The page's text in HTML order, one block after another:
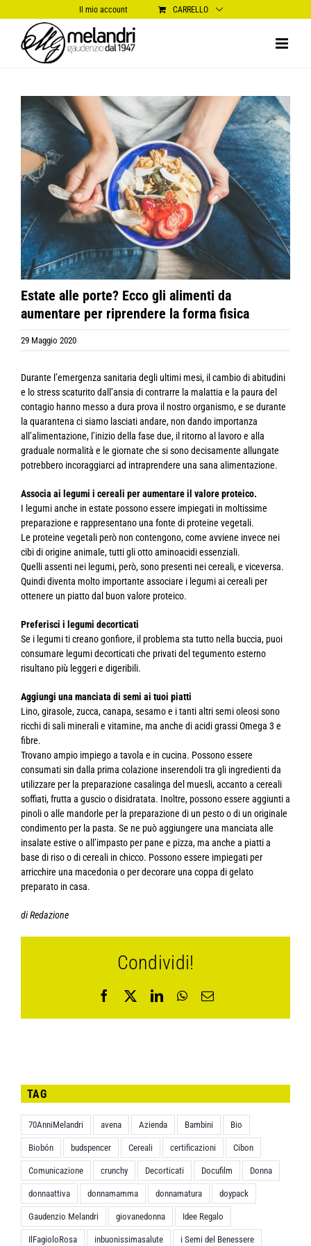
al
contenuto
Il mio account CARRELLO
Ingrandisci
immagine
Estate alle porte? Ecco gli alimenti da
aumentare per riprendere la forma fisica
29 Maggio 2020
Durante l’emergenza sanitaria degli ultimi mesi, il cambio di abitudini
e lo stress scaturito dall’ansia di contrarre la malattia e la paura del
contagio hanno messo a dura prova il nostro organismo, e se durante
la quarantena ci siamo lasciati andare, non dando importanza
all’alimentazione, l’inizio della fase due, il ritorno al lavoro e alla
graduale normalità e le giornate che si sono decisamente allungate
potrebbero incoraggiarci ad intraprendere una sana alimentazione.
Associa ai legumi i cereali per aumentare il valore proteico.
I legumi anche in estate possono essere impiegati in moltissime
preparazione e rappresentano una fonte di proteine vegetali.
Le proteine vegetali però non contengono, come avviene invece nei
cibi di origine animale, tutti gli otto aminoacidi essenziali.
Quelli assenti nei legumi, però, sono presenti nei cereali, e viceversa.
Quindi diventa molto importante associare i legumi ai cereali per
ottenere un piatto dal buon valore proteico.
Preferisci i legumi decorticati
Se i legumi ti creano gonfiore, il problema sta tutto nella buccia, puoi
consumare legumi decorticati che privati del tegumento esterno
risultano più leggeri e digeribili.
Aggiungi una manciata di semi ai tuoi piatti
Lino, girasole, zucca, canapa, sesamo e i tanti altri semi oleosi sono
ricchi di sali minerali e vitamine, ma anche di acidi grassi Omega 3 e
fibre.
Trovano ampio impiego a tavola e in cucina. Possono essere
consumati sin dalla prima colazione inserendoli tra gli ingredienti da
utilizzare per la preparazione casalinga del muesli, accanto a cereali
soffiati, frutta a guscio o disidratata. Inoltre, possono essere aggiunti a
pinoli o alle mandorle per la preparazione di un pesto o di un originale
condimento per la pasta. Se ne può aggiungere una manciata alle
insalate estive o all’impasto per pane e pizza, ma anche a piatti a
base di riso o di cereali in chicco. Possono essere impiegati per
arricchire una macedonia o per decorare una coppa di gelato
preparato in casa.
di Redazione
Condividi!
Facebook
X LinkedInWhatsApp
Email
TAG
70AnniMelandri avena Azienda Bambini Bio
Biobón budspencer Cereali certificazioni Cibon
Comunicazione crunchy Decorticati Docufilm Donna
donnaattiva donnamamma donnamatura doypack
Gaudenzio Melandri giovanedonna Idee Regalo
IlFagioloRosa inbuonissimasalute i Semi del Benessere